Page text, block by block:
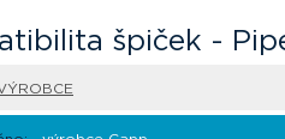
špiček -